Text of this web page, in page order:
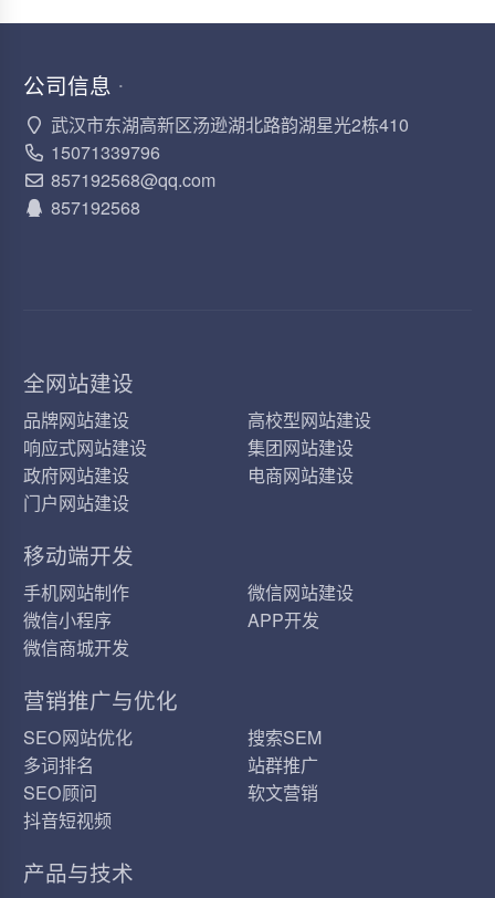
公司信息 ·
武汉市东湖高新区汤逊湖北路韵湖星光2栋410
15071339796
857192568@qq.com
857192568
全网站建设
品牌网站建设
高校型网站建设
响应式网站建设
集团网站建设
政府网站建设
电商网站建设
门户网站建设
移动端开发
手机网站制作
微信网站建设
微信小程序
APP开发
微信商城开发
营销推广与优化
SEO网站优化
搜索SEM
多词排名
站群推广
SEO顾问
软文营销
抖音短视频
产品与技术